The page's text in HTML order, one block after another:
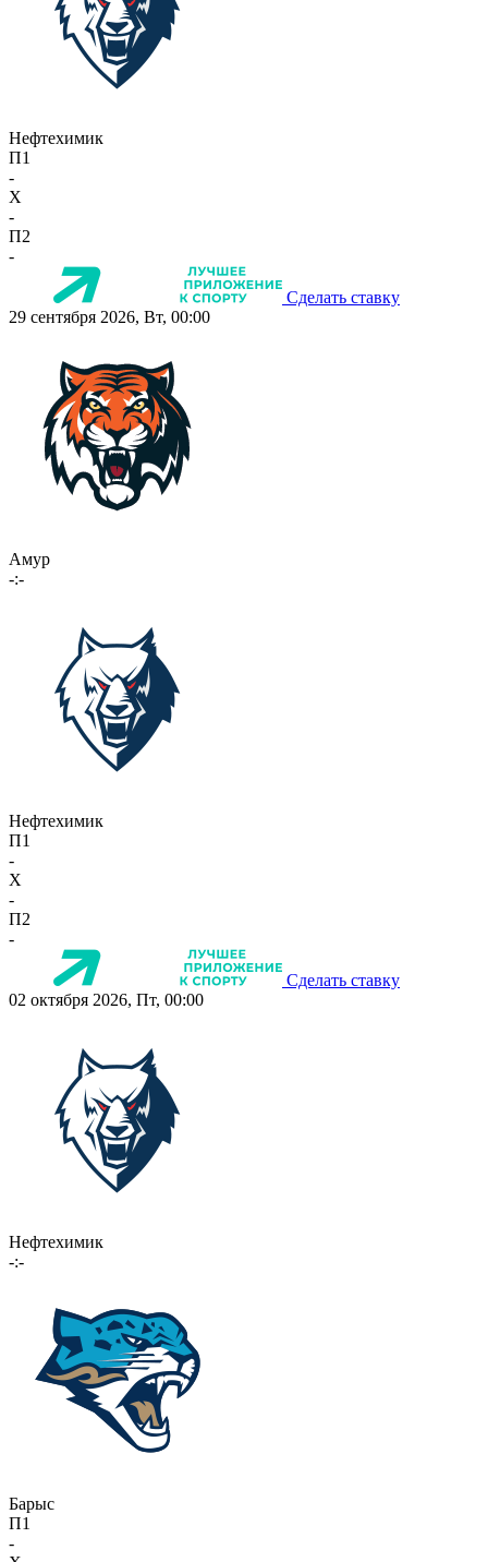
Нефтехимик
П1
-
X
-
П2
-
Сделать ставку
29 сентября 2026, Вт, 00:00
Амур
-:-
Нефтехимик
П1
-
X
-
П2
-
Сделать ставку
02 октября 2026, Пт, 00:00
Нефтехимик
-:-
Барыс
П1
-